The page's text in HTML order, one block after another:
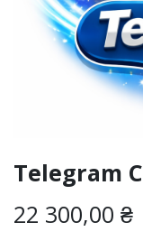
Telegram
22 300,00 ₴